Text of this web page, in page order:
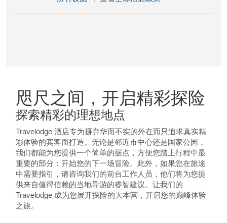
咫尺之间，开启精彩探险
探索精彩的理想地点
Travelodge 酒店专为摒弃华而不实的外在而只追求真实精
彩体验的宾客而打造。无论是邻近市中心还是国家公园，
我们都能为您提供一个简单的据点，方便您踏上行程中最
重要的部分：开始您的下一场冒险。此外，如果您在旅途
中需要指引，请咨询我们的前台工作人员，他们将为您提
供来自值得信赖的当地导游的睿智建议。让我们的
Travelodge 成为您展开探险的大本营，开启您的巅峰体验
之旅。